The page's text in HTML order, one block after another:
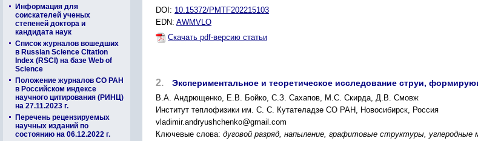
Информация для
соискателей ученых
степеней доктора и
кандидата наук
Список журналов вошедших
в Russian Science Citation
Index (RSCI) на базе Web of
Science
Положение журналов СО РАН
в Российском индексе
научного цитирования (РИНЦ)
на 27.11.2023 г.
Перечень рецензируемых
научных изданий по
состоянию на 06.12.2022 г.
DOI: 10.15372/PMTF202215103
EDN: AWMVLO
Скачать pdf-версию статьи
2. Экспериментальное и теоретическое исследование струи,
В.А. Андрющенко, Е.В. Бойко, С.З. Сахапов, М.С. Скирда, Д.В. Смовж
Институт теплофизики им. С. С. Кутателадзе СО РАН, Новосибирск, Россия
vladimir.andryushchenko@gmail.com
Ключевые слова: дуговой разряд, напыление, графитовые структуры, углеродные